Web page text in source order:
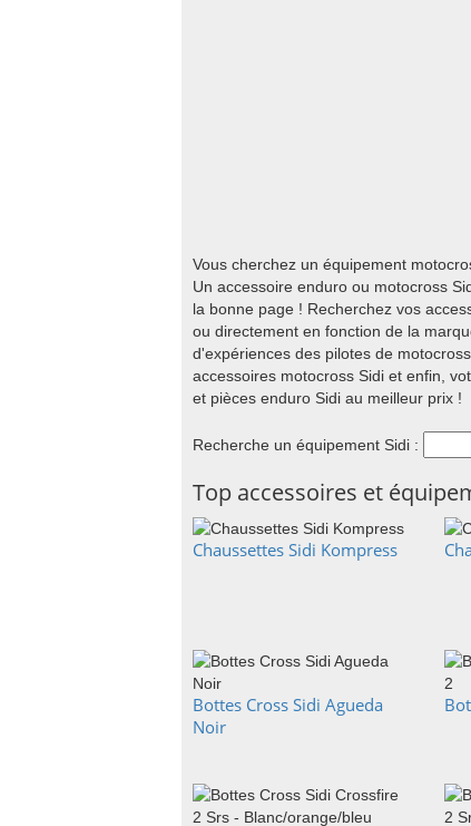
Vous cherchez un équipement
Un accessoire enduro ou motocross
la bonne page ! Recherchez vos
ou directement en fonction de la
d'expériences des pilotes de
accessoires motocross Sidi et enfin,
et pièces enduro Sidi au meilleur prix !
Recherche un équipement Sidi :
Top accessoires et
Chaussettes Sidi Kompress
Bottes Cross Sidi Agueda
Noir